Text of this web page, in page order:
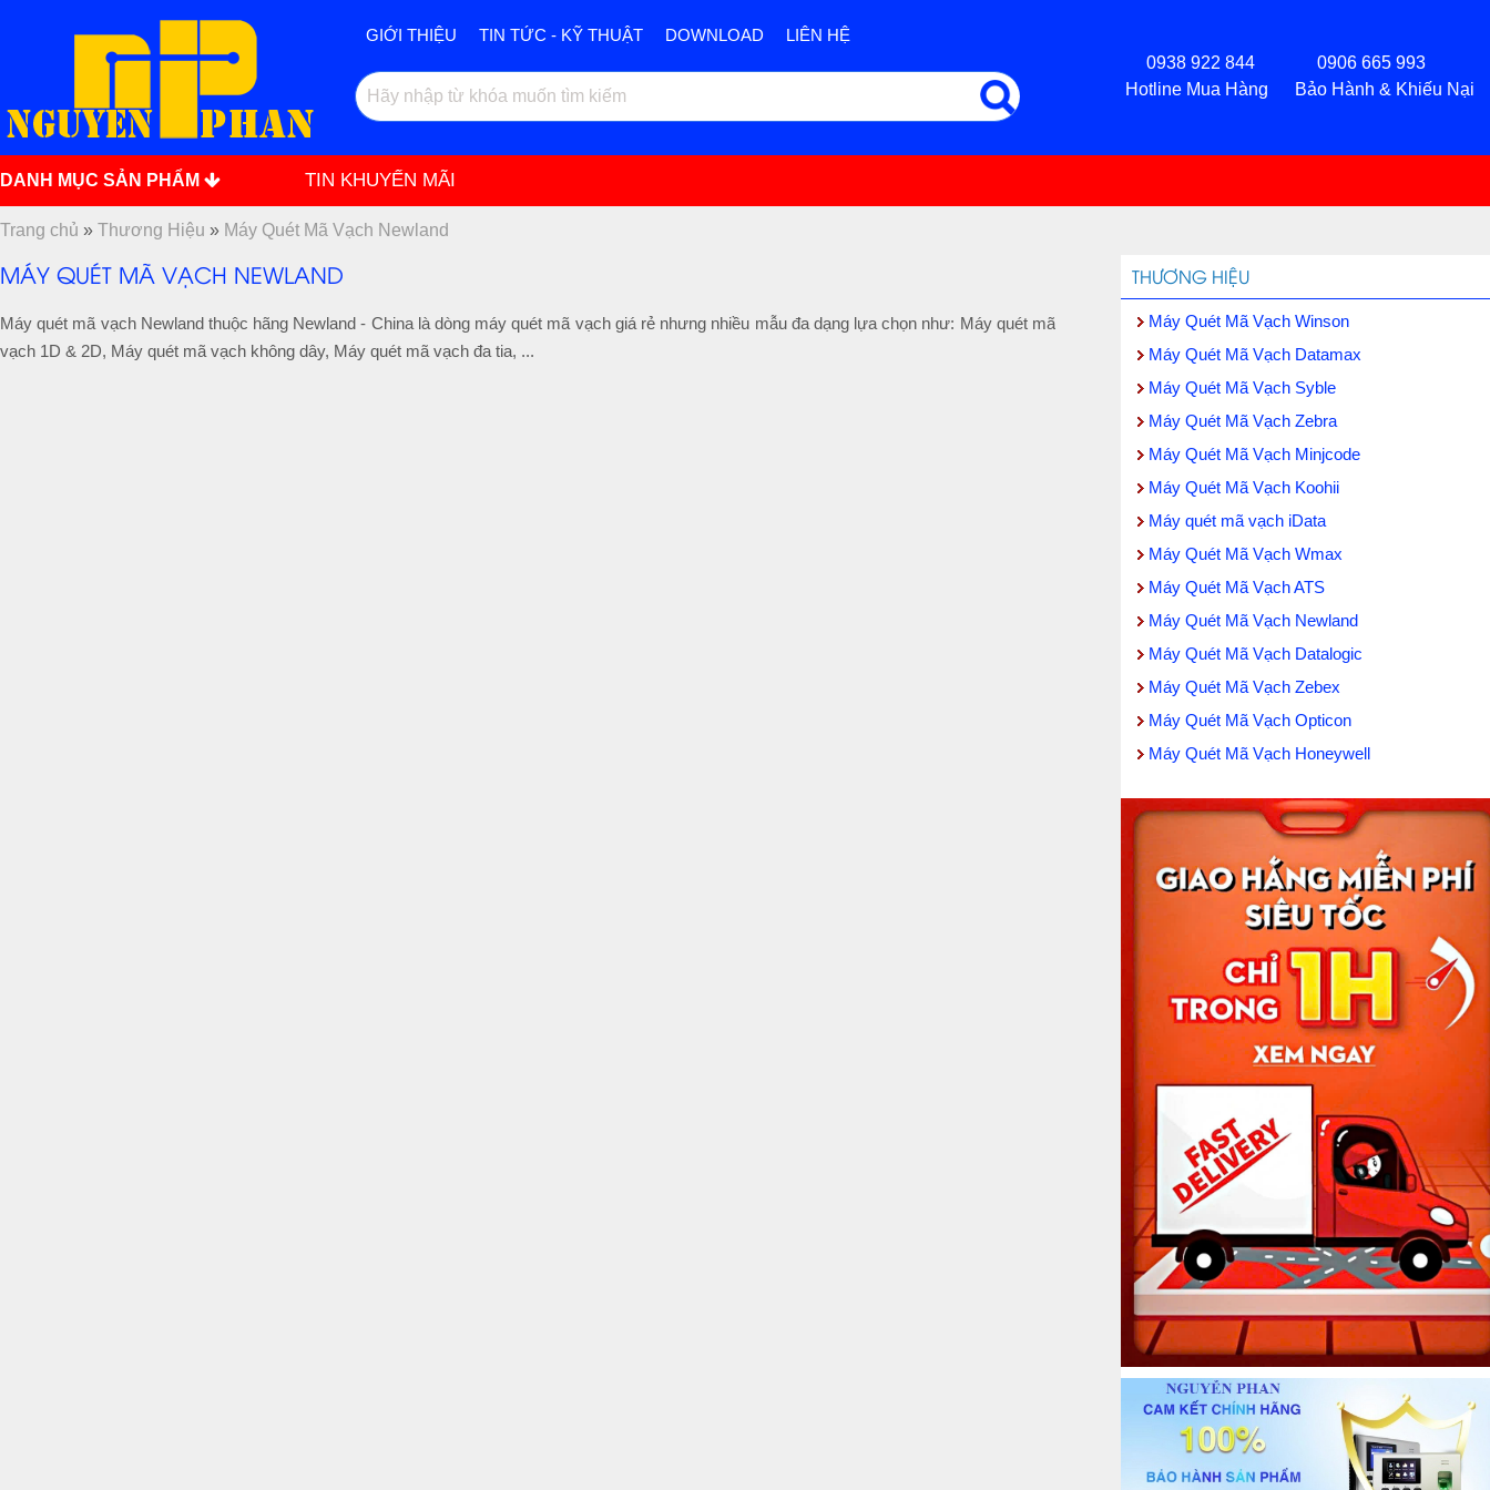
GIỚI THIỆU TIN TỨC - KỸ THUẬT DOWNLOAD
LIÊN HỆ
0938 922 844 0906 665 993
Hotline Mua Hàng Bảo Hành & Khiếu Nại
DANH MỤC SẢN PHẨM TIN KHUYẾN MÃI
Trang chủ » Thương Hiệu » Máy Quét Mã Vạch Newland
MÁY QUÉT MÃ VẠCH NEWLAND
Máy quét mã vạch Newland thuộc hãng Newland - China là dòng máy quét mã vạch giá rẻ nhưng nhiều mẫu đa dạng lựa chọn như: Máy quét mã
vạch 1D & 2D, Máy quét mã vạch không dây, Máy quét mã vạch đa tia, ...
THƯƠNG HIỆU
Máy Quét Mã Vạch Winson
Máy Quét Mã Vạch Datamax
Máy Quét Mã Vạch Syble
Máy Quét Mã Vạch Zebra
Máy Quét Mã Vạch Minjcode
Máy Quét Mã Vạch Koohii
Máy quét mã vạch iData
Máy Quét Mã Vạch Wmax
Máy Quét Mã Vạch ATS
Máy Quét Mã Vạch Newland
Máy Quét Mã Vạch Datalogic
Máy Quét Mã Vạch Zebex
Máy Quét Mã Vạch Opticon
Máy Quét Mã Vạch Honeywell